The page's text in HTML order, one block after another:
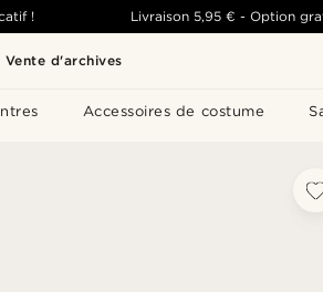
Vente d'archives
Accessoires de costume
! Livraison 5,95 € -Option